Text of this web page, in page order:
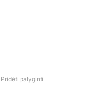
Pridėti palyginti